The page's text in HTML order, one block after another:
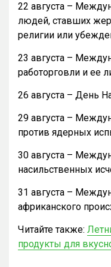
22 августа –
людей, ставших
религии или
23 августа –
работорговли и ее
26 августа – День
29 августа –
против ядерных
30 августа –
насильственных
31 августа –
африканского
Читайте также:
продукты для